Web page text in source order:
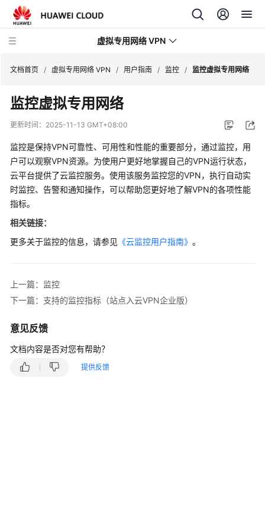
虚拟专用网络 VPN
最
新
态
产
品
介
计
明
快
入
门
用
文档首页 / 虚拟专用网络 VPN / 用户指南 / 监控 / 监控虚拟专用网络
监控虚拟专用网络
更新时间： 2025-11-13 GMT+08:00
监控是保持VPN可靠性、可用性和性能的重要部分，通过监控，用
户可以观察VPN资源。为使用户更好地掌握自己的VPN运行状态，
云平台提供了云监控服务。使用该服务监控您的VPN，执行自动实
时监控、告警和通知操作，可以帮助您更好地了解VPN的各项性能
指标。
相关链接：
更多关于监控的信息，请参见 《云监控用户指南》 。
上一篇：监控
下一篇：支持的监控指标（站点入云VPN企业版）
意见反馈
文档内容是否对您有帮助？
提供反馈